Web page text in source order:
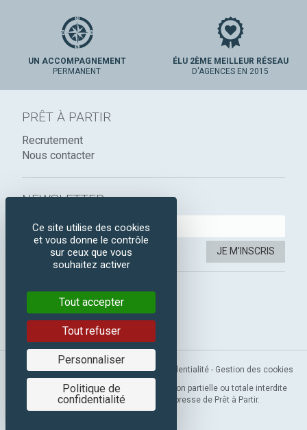
UN ACCOMPAGNEMENT
PERMANENT
ÉLU 2ÈME MEILLEUR RÉSEAU
D'AGENCES EN 2015
PRÊT À PARTIR
Recrutement
Nous contacter
NEWSLETTER :
JE M'INSCRIS
SUIVEZ-NOUS :
Facebook
Instagram
Mentions légales-CGV-Politique de confidentialité - Gestion des cookies
Copyright 2019 © Prêt à Partir. Reproduction partielle ou totale interdite
sans l’autorisation préalable et expresse de Prêt à Partir.
Ce site utilise des cookies
et vous donne le contrôle
sur ceux que vous
souhaitez activer
Tout accepter
Tout refuser
Personnaliser
Politique de
confidentialité